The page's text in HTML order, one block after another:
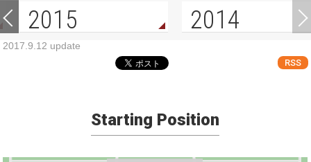
2015 2014
2017.9.12 update
RSS
Starting Position